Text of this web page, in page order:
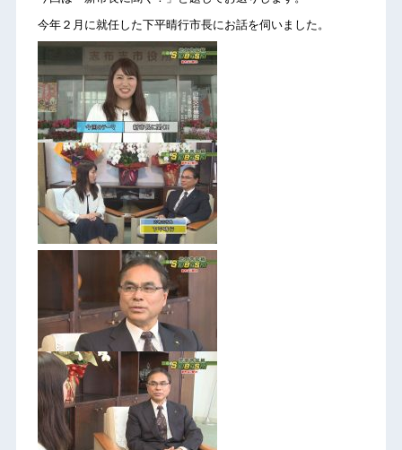
今年２月に就任した下平晴行市長にお話を伺いました。